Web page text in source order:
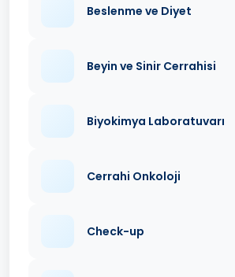
Beslenme ve Diyet
Beyin ve Sinir Cerrahisi
Biyokimya Laboratuvarı
Cerrahi Onkoloji
Check-up